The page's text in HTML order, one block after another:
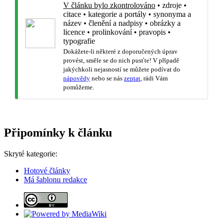
V článku bylo zkontrolováno • zdroje •
citace • kategorie a portály • synonyma a
název • členění a nadpisy • obrázky a
licence • prolinkování• pravopis •
typografie
Dokážete-li některé z doporučených úprav
provést, směle se do nich pusťte! V případě
jakýchkoli nejasností se můžete podívat do
nápovědy nebo se nás zeptat , rádi Vám
pomůžeme.
Připomínky k článku
Skryté kategorie:
Hotové články
Má šablonu redakce